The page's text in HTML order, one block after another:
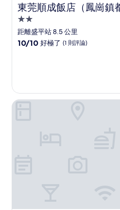
東莞順成飯店（鳳崗鎮
東莞順成飯店（鳳崗鎮都市
2.0
星
級
距離盛平站 8.5 公里
10.0
好
極
10/10 好極了 (1 則評論)
深圳寶龍地鐵站智選假日酒店 -